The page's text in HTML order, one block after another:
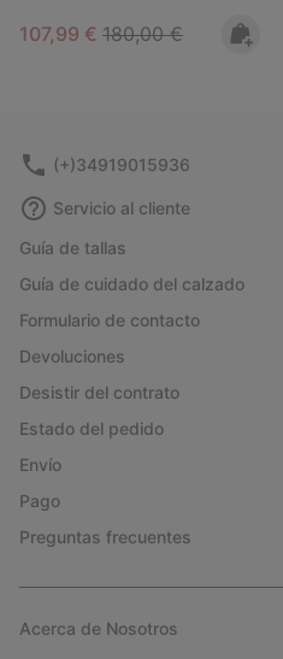
Sale price:
107,99 € Regular price:
180,00 €
(+)34919015936
Servicio al cliente
Guía de tallas
Guía de cuidado del calzado
Formulario de contacto
Devoluciones
Desistir del contrato
Estado del pedido
Envío
Pago
Preguntas frecuentes
Acerca de Nosotros